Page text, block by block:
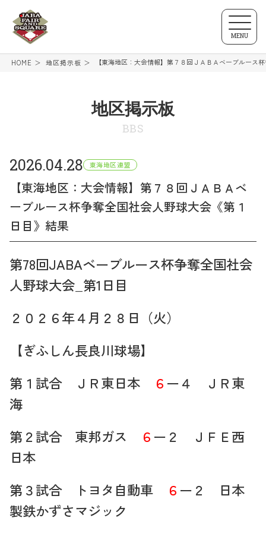
MENU
HOME 地区掲示板 【東海地区：大会情報】第７８回ＪＡＢＡベーブルース
地区掲示板
BBS
2026.04.28 東海地区連盟
【東海地区：大会情報】第７８回ＪＡＢＡベ
ーブルース杯争奪全国社会人野球大会《第１
日目》結果
第78回JABAベーブルース杯争奪全国社会
人野球大会_第1日目
２０２６年４月２８日（火）
【ぎふしん長良川球場】
第１試合 ＪＲ東日本
６ ー４ ＪＲ東
海
第２試合 東邦ガス
６ ー２ ＪＦＥ西
日本
第３試合 トヨタ自動車
６ ー２ 日本
製鉄かずさマジック